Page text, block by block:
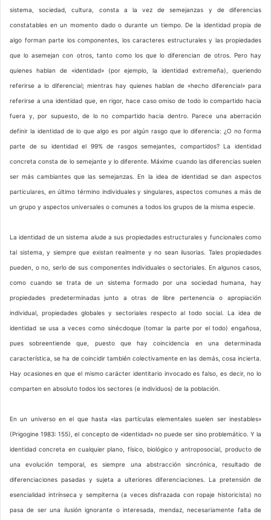
sistema, sociedad, cultura, consta a la vez de semejanzas y de diferencias
constatables en un momento dado o durante un tiempo. De la identidad propia de
algo forman parte los componentes, los caracteres estructurales y las propiedades
que lo asemejan con otros, tanto como los que lo diferencian de otros. Pero hay
quienes hablan de «identidad» (por ejemplo, la identidad extremeña), queriendo
referirse a lo diferencial; mientras hay quienes hablan de «hecho diferencial» para
referirse a una identidad que, en rigor, hace caso omiso de todo lo compartido hacia
fuera y, por supuesto, de lo no compartido hacia dentro. Parece una aberración
definir la identidad de lo que algo es por algún rasgo que lo diferencia: ¿O no forma
parte de su identidad el 99% de rasgos semejantes, compartidos? La identidad
concreta consta de lo semejante y lo diferente. Máxime cuando las diferencias suelen
ser más cambiantes que las semejanzas. En la idea de identidad se dan aspectos
particulares, en último término individuales y singulares, aspectos comunes a más de
un grupo y aspectos universales o comunes a todos los grupos de la misma especie.
La identidad de un sistema alude a sus propiedades estructurales y funcionales como
tal sistema, y siempre que existan realmente y no sean ilusorias. Tales propiedades
pueden, o no, serlo de sus componentes individuales o sectoriales. En algunos casos,
como cuando se trata de un sistema formado por una sociedad humana, hay
propiedades predeterminadas junto a otras de libre pertenencia o apropiación
individual, propiedades globales y sectoriales respecto al todo social. La idea de
identidad se usa a veces como sinécdoque (tomar la parte por el todo) engañosa,
pues sobreentiende que, puesto que hay coincidencia en una determinada
característica, se ha de coincidir también colectivamente en las demás, cosa incierta.
Hay ocasiones en que el mismo carácter identitario invocado es falso, es decir, no lo
comparten en absoluto todos los sectores (e individuos) de la población.
En un universo en el que hasta «las partículas elementales suelen ser inestables»
(Prigogine 1983: 155), el concepto de «identidad» no puede ser sino problemático. Y la
identidad concreta en cualquier plano, físico, biológico y antroposocial, producto de
una evolución temporal, es siempre una abstracción sincrónica, resultado de
diferenciaciones pasadas y sujeta a ulteriores diferenciaciones. La pretensión de
esencialidad intrínseca y sempiterna (a veces disfrazada con ropaje historicista) no
pasa de ser una ilusión ignorante o interesada, mendaz, necesariamente falta de